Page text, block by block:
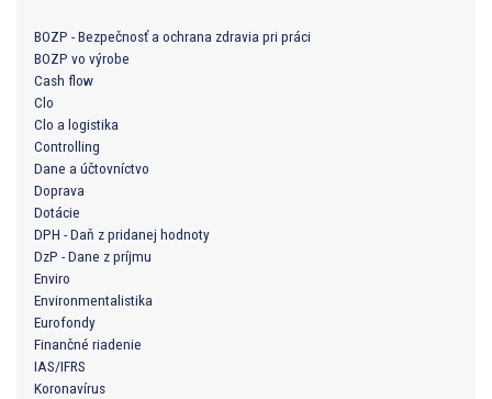
BOZP - Bezpečnosť a ochrana zdravia pri práci
BOZP vo výrobe
Cash flow
Clo
Clo a logistika
Controlling
Dane a účtovníctvo
Doprava
Dotácie
DPH - Daň z pridanej hodnoty
DzP - Dane z príjmu
Enviro
Environmentalistika
Eurofondy
Finančné riadenie
IAS/IFRS
Koronavírus